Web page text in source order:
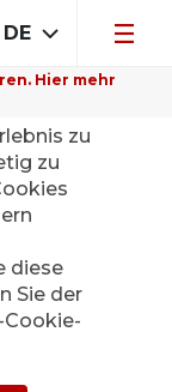
DE
Hier mehr
zu
zu
diese
Sie der
Cookie-